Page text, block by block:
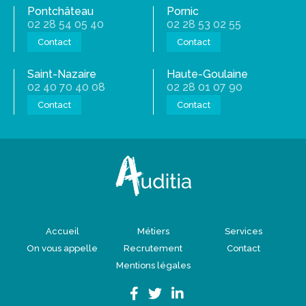
Pontchâteau
02 28 54 05 40
Contact
Pornic
02 28 53 02 55
Contact
Saint-Nazaire
02 40 70 40 08
Contact
Haute-Goulaine
02 28 01 07 90
Contact
Accueil Métiers
Services
On vous appelle
Recrutement
Contact
Mentions légales